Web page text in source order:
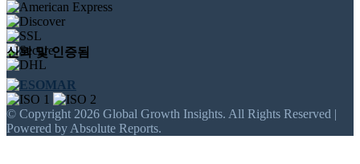
신뢰 및 인증됨
© Copyright 2026 Global Growth Insights. All Rights Reserved |
Powered by Absolute Reports.